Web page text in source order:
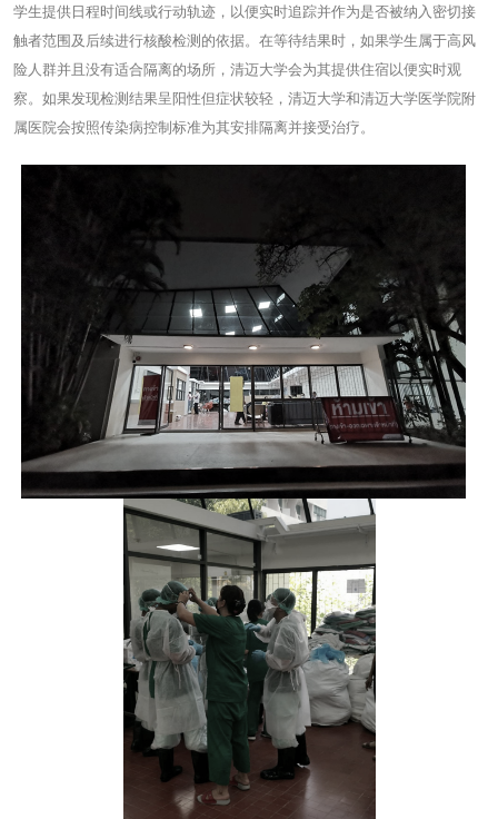
学生提供日程时间线或行动轨迹，以便实时追踪并作为是否被纳入密切接
触者范围及后续进行核酸检测的依据。在等待结果时，如果学生属于高风
险人群并且没有适合隔离的场所，清迈大学会为其提供住宿以便实时观
察。如果发现检测结果呈阳性但症状较轻，清迈大学和清迈大学医学院附
属医院会按照传染病控制标准为其安排隔离并接受治疗。